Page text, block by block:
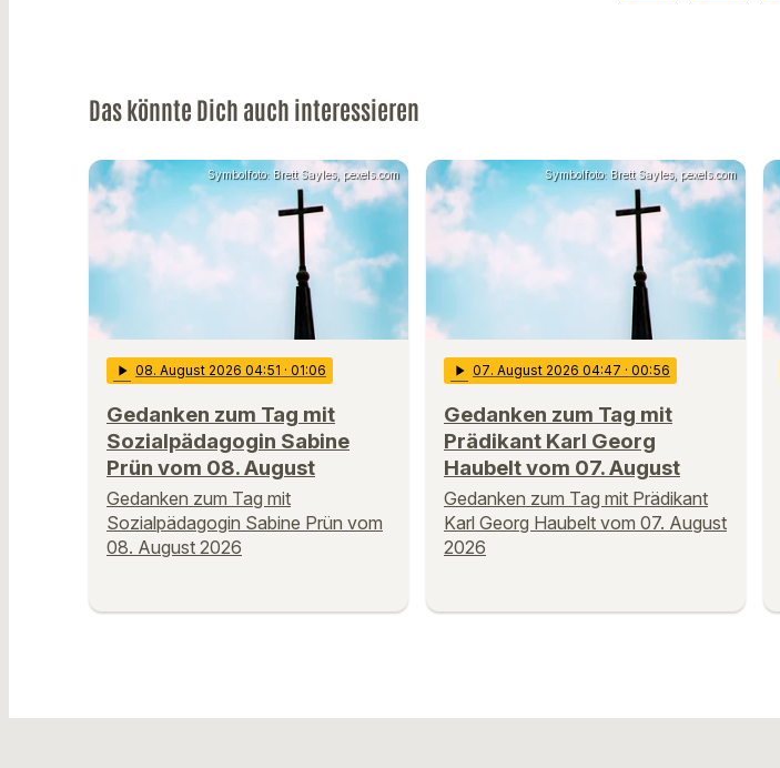
Das könnte Dich auch interessieren
Symbolfoto: Brett Sayles, pexels.com
play_arrow 08. August 2026 04:51 · 01:06
Gedanken zum Tag mit
Sozialpädagogin Sabine
Prün vom 08. August
Gedanken zum Tag mit
Sozialpädagogin Sabine Prün vom
08. August 2026
Symbolfoto: Brett Sayles, pexels.com
play_arrow 07. August 2026 04:47 · 00:56
Gedanken zum Tag mit
Prädikant Karl Georg
Haubelt vom 07. August
Gedanken zum Tag mit Prädikant
Karl Georg Haubelt vom 07. August
2026